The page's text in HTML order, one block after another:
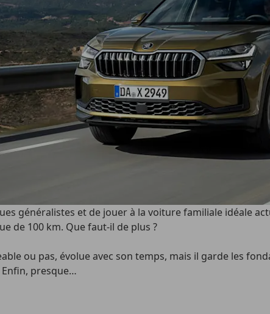
généralistes et de jouer à la voiture familiale idéale
de 100 km. Que faut-il de plus ?
ou pas, évolue avec son temps, mais il garde les
presque…